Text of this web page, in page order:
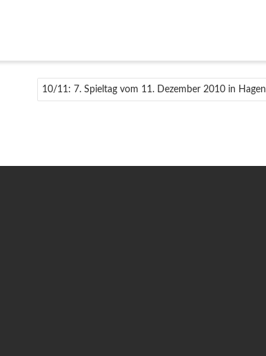
10/11: 7. Spieltag vom 11. Dezember 2010 in Hagen